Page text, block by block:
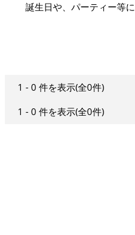
誕生日や、パーティー等に
1 - 0 件を表示(全0件)
1 - 0 件を表示(全0件)